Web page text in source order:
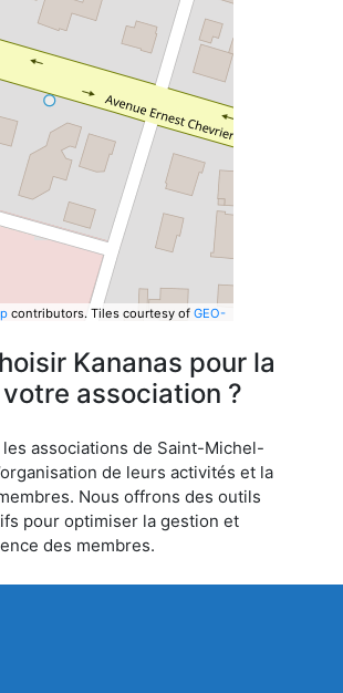
contributors. Tiles courtesy of GEO-
Kananas pour la
association ?
associations de Saint-Michel-
de leurs activités et la
Nous offrons des outils
pour optimiser la gestion et
des membres.